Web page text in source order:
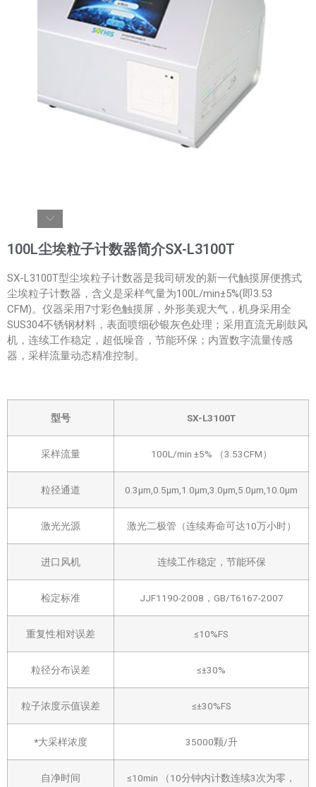
100L尘埃粒子计数器简介SX-L3100T
SX-L3100T型尘埃粒子计数器是我司研发的新一代触摸屏便携式
尘埃粒子计数器，含义是采样气量为100L/min±5%(即3.53
CFM)。仪器采用7寸彩色触摸屏，外形美观大气，机身采用全
SUS304不锈钢材料，表面喷细砂银灰色处理；采用直流无刷鼓风
机，连续工作稳定，超低噪音，节能环保；内置数字流量传感
器，采样流量动态精准控制。
型号 SX-L3100T
采样流量 100L/min ±5% （3.53CFM）
粒径通道 0.3μm,0.5μm,1.0μm,3.0μm,5.0μm,10.0μm
激光光源 激光二极管（连续寿命可达10万小时）
进口风机 连续工作稳定，节能环保
检定标准 JJF1190-2008，GB/T6167-2007
重复性相对误差 ≤10%FS
粒径分布误差 ≤±30%
粒子浓度示值误差 ≤±30%FS
*大采样浓度 35000颗/升
自净时间
≤10min （10分钟内计数连续3次为零，